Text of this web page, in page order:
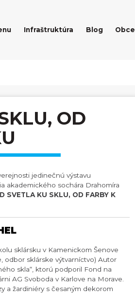
Infraštruktúra Blog Obce
OD
jedinečnú výstavu
akademického sochára Drahomíra
SVETLA KU SKLU, OD FARBY K
sklársku v Kamenickom Šenove
odbor sklárske výtvarníctvo) Autor
skla“, ktorú podporil Fond na
AG Svoboda v Karlove na Morave.
a žardiniéry s česaným dekorom